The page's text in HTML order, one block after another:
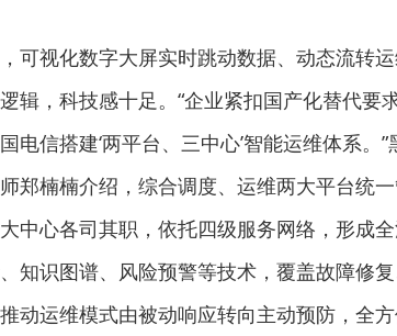
可视化数字大屏实时跳动数据、动态流转
辑，科技感十足。“企业紧扣国产化替代要
电信搭建‘两平台、三中心’智能运维体系。
郑楠楠介绍，综合调度、运维两大平台统
中心各司其职，依托四级服务网络，形成
知识图谱、风险预警等技术，覆盖故障修
动运维模式由被动响应转向主动预防，全